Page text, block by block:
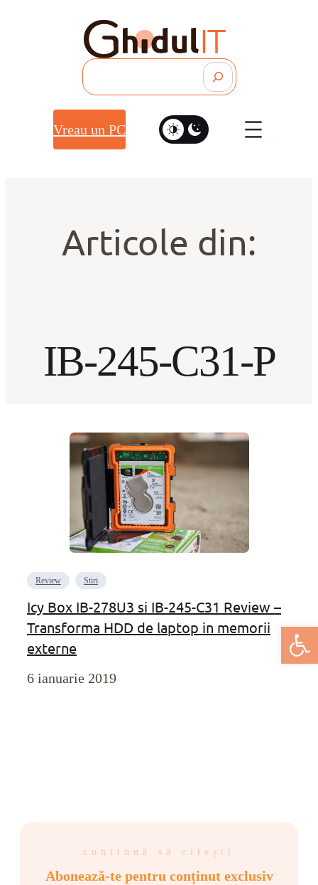
Deschide
Vreau un PC
Articole din:
IB-245-C31-P
Review Stiri
Icy Box IB-278U3 si IB-245-C31 Review –
Transforma HDD de laptop in memorii
externe
6 ianuarie 2019
continuă să citești
Abonează-te pentru conținut exclusiv